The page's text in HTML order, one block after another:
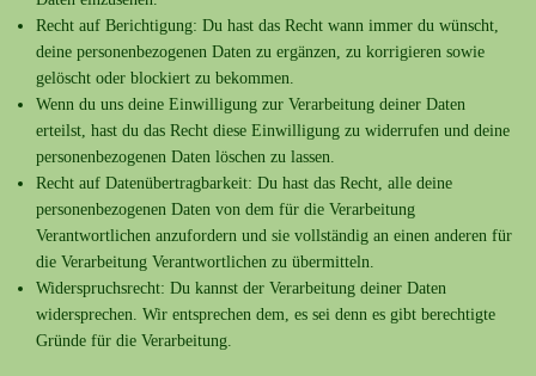
Recht auf Berichtigung: Du hast das Recht wann immer du wünscht,
deine personenbezogenen Daten zu ergänzen, zu korrigieren sowie
gelöscht oder blockiert zu bekommen.
Wenn du uns deine Einwilligung zur Verarbeitung deiner Daten
erteilst, hast du das Recht diese Einwilligung zu widerrufen und deine
personenbezogenen Daten löschen zu lassen.
Recht auf Datenübertragbarkeit: Du hast das Recht, alle deine
personenbezogenen Daten von dem für die Verarbeitung
Verantwortlichen anzufordern und sie vollständig an einen anderen für
die Verarbeitung Verantwortlichen zu übermitteln.
Widerspruchsrecht: Du kannst der Verarbeitung deiner Daten
widersprechen. Wir entsprechen dem, es sei denn es gibt berechtigte
Gründe für die Verarbeitung.